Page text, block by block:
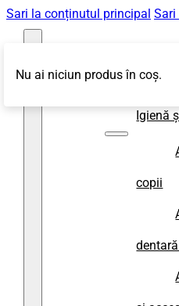
Sari la conținutul principal Sari
Igienă
copii
Nu ai niciun produs în coș.